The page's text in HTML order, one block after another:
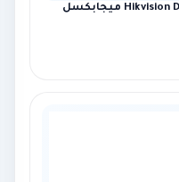
كاميرا Hikvision DS-2CD2763G2-LIZS2U/SL — 6 ميجابكسل